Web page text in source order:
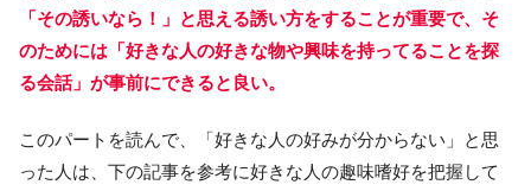
「その誘いなら！」と思える誘い方をすることが重要で、そ
のためには「好きな人の好きな物や興味を持ってることを探
る会話」が事前にできると良い。
このパートを読んで、「好きな人の好みが分からない」と思
った人は、下の記事を参考に好きな人の趣味嗜好を把握して